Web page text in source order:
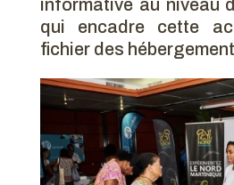
informative au niveau
qui encadre cette
fichier des